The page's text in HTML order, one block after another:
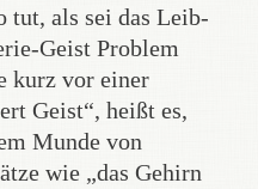
tut, als sei das Leib-
Geist Problem
kurz vor einer
Geist“, heißt es,
Munde von
wie „das Gehirn